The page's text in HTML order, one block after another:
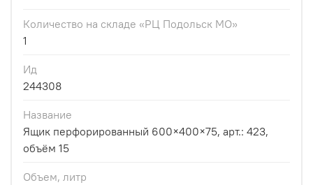
Количество на складе «РЦ Подольск МО»
1
Ид
244308
Название
Ящик перфорированный 600×400×75, арт.: 423,
объём 15
Объем, литр